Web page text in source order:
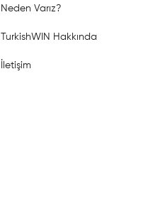
Neden Varız?
TurkishWIN Hakkında
İletişim